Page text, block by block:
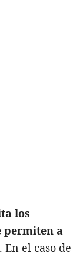
los
permiten a
. En el caso de